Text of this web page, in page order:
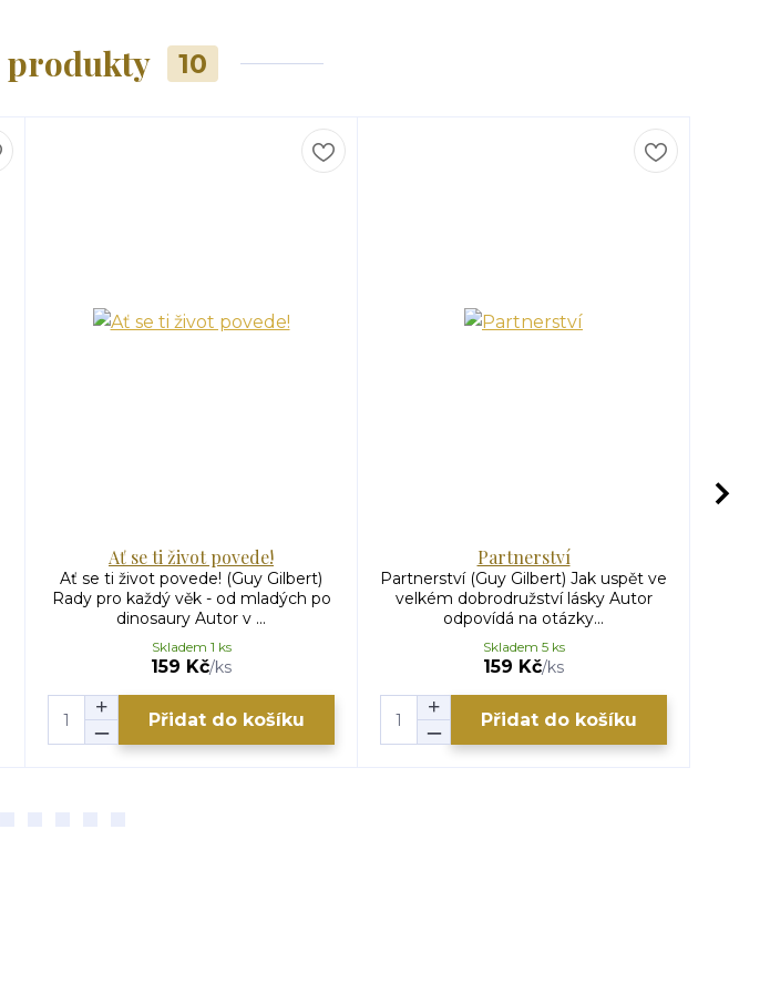
produkty 10
Ať se ti život povede!
Ať se ti život povede! (Guy Gilbert)
Rady pro každý věk - od mladých po
dinosaury Autor v ...
159 Kč/ks
Skladem 1 ks
Přidat do košíku
Partnerství
Partnerství (Guy Gilbert) Jak uspět ve
velkém dobrodružství lásky Autor
odpovídá na otázky...
159 Kč/ks
Skladem 5 ks
Přidat do košíku